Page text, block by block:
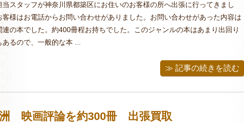
当スタッフが神奈川県都築区にお住いのお客様の所へ出張に行ってきまし
客様はお電話からお問い合わせがありました。お問い合わせがあった内容は
連の本でした。約400冊程お持ちでした。このジャンルの本はあまり出回り
るので、一般的な本 ...
≫ 記事の続きを読む
洲 映画評論を約300冊 出張買取